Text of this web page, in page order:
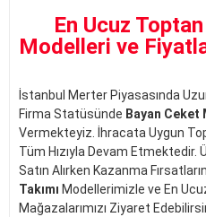
En Ucuz
Modelleri ve
İstanbul Merter Piyasasında
Firma Statüsünde Bayan Ceket
Vermekteyiz. İhracata Uygun
Tüm Hızıyla Devam Etmektedir.
Satın Alırken Kazanma
Takımı Modellerimizle ve En
Mağazalarımızı Ziyaret